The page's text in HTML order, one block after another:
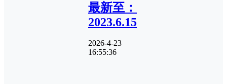
最新至：
2023.6.15
2026-4-23
16:55:36